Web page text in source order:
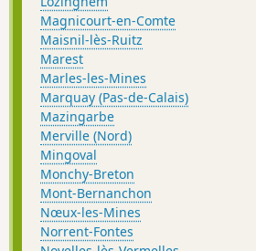
Magnicourt-en-Comte
Maisnil-lès-Ruitz
Marest
Marles-les-Mines
Marquay (Pas-de-Calais)
Mazingarbe
Merville (Nord)
Mingoval
Monchy-Breton
Mont-Bernanchon
Nœux-les-Mines
Norrent-Fontes